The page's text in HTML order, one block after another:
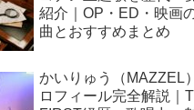
紹介｜OP・ED・映画
曲とおすすめまとめ
かいりゅう（MAZZEL
ロフィール完全解説｜